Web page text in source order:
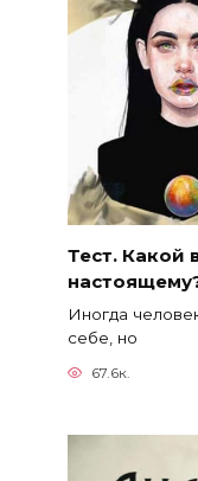
Тест. Какой
Иногда
себе, но
67.6к.